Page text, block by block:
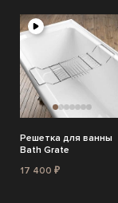
Решетка для ванны
Bath Grate
17 400 ₽